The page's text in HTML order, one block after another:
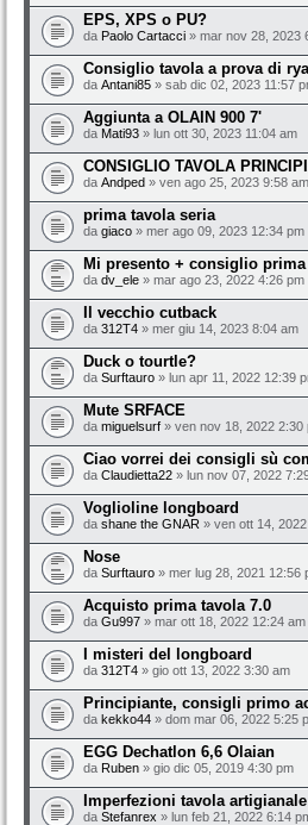
EPS, XPS o PU?
da Paolo Cartacci » mar nov 28, 2023
Consiglio tavola a prova di
da Antani85 » sab dic 02, 2023 11:57
Aggiunta a OLAIN 900 7'
da Mati93 » lun ott 30, 2023 11:04 am
CONSIGLIO TAVOLA
da Andped » ven ago 25, 2023 9:58 am
prima tavola seria
da giaco » mer ago 09, 2023 12:34 pm
Mi presento + consiglio
da dv_ele » mar ago 23, 2022 4:26 pm
Il vecchio cutback
da 312T4 » mer giu 14, 2023 8:04 am
Duck o tourtle?
da Surftauro » lun apr 11, 2022 12:39
Mute SRFACE
da miguelsurf » ven nov 18, 2022 2:30
Ciao vorrei dei consigli sù
da Claudietta22 » lun nov 07, 2022
Voglioline longboard
da shane the GNAR » ven ott 14,
Nose
da Surftauro » mer lug 28, 2021 12:56
Acquisto prima tavola 7.0
da Gu997 » mar ott 18, 2022 12:24 am
I misteri del longboard
da 312T4 » gio ott 13, 2022 3:30 am
Principiante, consigli primo
da kekko44 » dom mar 06, 2022 5:25
EGG Dechatlon 6,6 Olaian
da Ruben » gio dic 05, 2019 4:30 pm
Imperfezioni tavola artigianale
da Stefanrex » lun feb 21, 2022 6:14